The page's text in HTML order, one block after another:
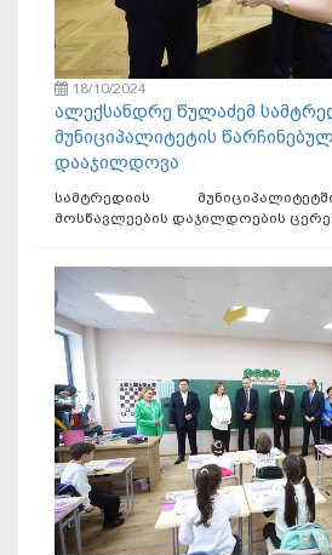
18/10/2024
ალექსანდრე წულაძემ
მუნიციპალიტეტის
დააჯილდოვა
სამტრედიის
მოსწავლეების დაჯილდოების